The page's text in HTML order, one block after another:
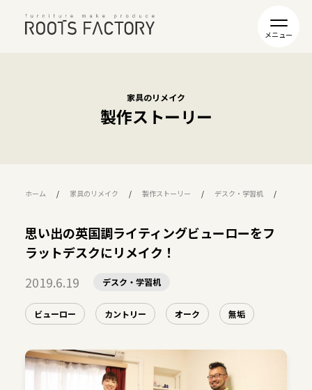
家具のリメイク
製作ストーリー
ホーム 家具のリメイク 製作ストーリー デスク・学習机
思い出の英国調ライティングビューローをフ
ラットデスクにリメイク！
2019.6.19
デスク・学習机
ビューロー カントリー オーク 無垢